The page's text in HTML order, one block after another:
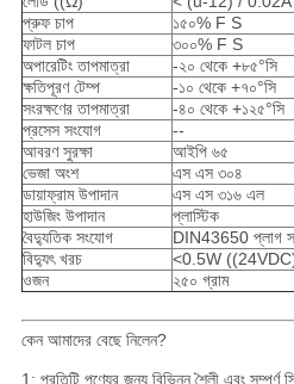
প্রুফ চাপ
১৫০% F S
ফাটল চাপ
৩০০% F S
অপারেটিং তাপমাত্রা
-২০ থেকে +৮৫°সি
ক্ষতিপূরণ টেম্প
-১০ থেকে +৭০°সি
সংরক্ষণের তাপমাত্রা
-৪০ থেকে +১২৫°সি
প্রসেস সংযোগ
--
আবরণ সুরক্ষা
আইপি ৬৫
ভেজা অংশ
এস এস ৩০৪
ডায়াফ্রাম উপাদান
এস এস ৩১৬ এল
হাউজিং উপাদান
প্লাস্টিক
বৈদ্যুতিক সংযোগ
DIN43650 প্লাগ
বিদ্যুৎ খরচ
<0.5W
ওজন
২৫০ গ্রাম
কেন আমাদের বেছে নিলেন?
1: প্রতিটি পণ্যের জন্য বিভিন্ন শৈলী এবং সম্পূর্ণ